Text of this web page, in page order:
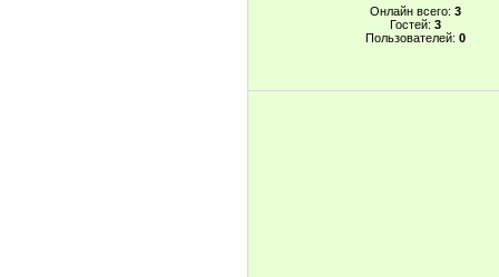
Онлайн всего: 3
Гостей: 3
Пользователей: 0